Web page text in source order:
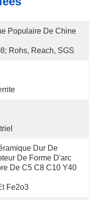
Populaire De Chine
Rohs, Reach, SGS
Dur De
De Forme D'arc
De C5 C8 C10 Y40
Fe2o3